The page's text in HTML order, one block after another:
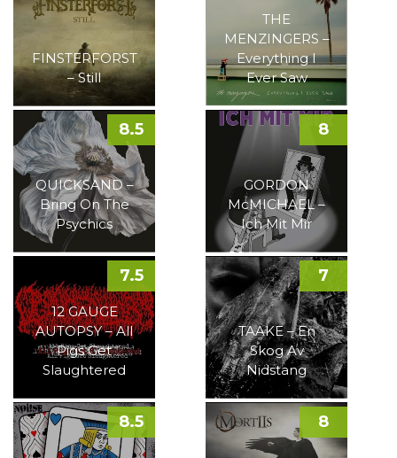
FINSTERFORST
– Still
THE
MENZINGERS –
Everything I
Ever Saw
QUICKSAND –
Bring On The
Psychics
8.5
GORDON
McMICHAEL –
Ich Mit Mir
8
12 GAUGE
AUTOPSY – All
Pigs Get
Slaughtered
7.5
TAAKE – En
Skog Av
Nidstang
7
8.5 8